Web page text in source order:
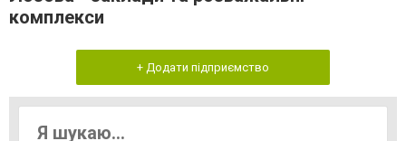
комплекси
+ Додати підприємство